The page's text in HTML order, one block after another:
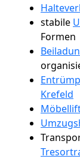
stabile
Formen
Krefeld